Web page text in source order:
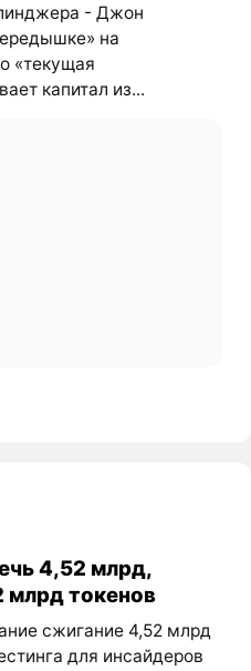
- Джон
на
«текущая
капитал из...
4,52 млрд,
млрд токенов
сжигание 4,52 млрд
для инсайдеров